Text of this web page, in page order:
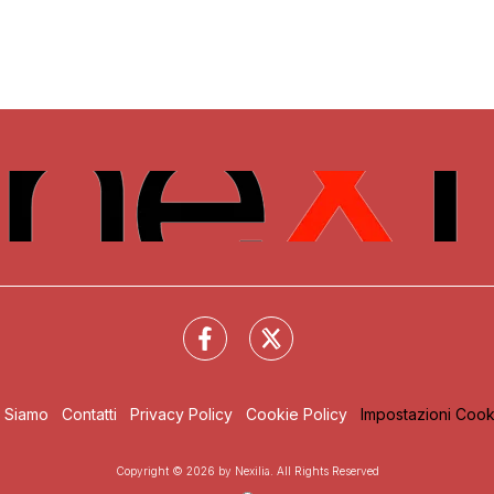
Siamo Contatti Privacy Policy Cookie Policy Impostazioni
Copyright © 2026 by Nexilia. All Rights Reserved